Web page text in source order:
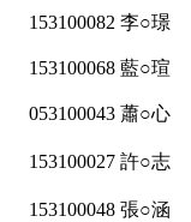
153100082 李○璟
153100068 藍○瑄
053100043 蕭○心
153100027 許○志
153100048 張○涵